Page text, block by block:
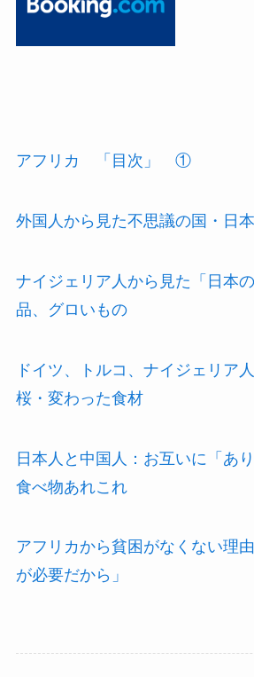
アフリカ 「目次」 ①
外国人から見た不思議の国・日
ナイジェリア人から見た「日本
品、グロいもの
ドイツ、トルコ、ナイジェリア
桜・変わった食材
日本人と中国人：お互いに「あ
食べ物あれこれ
アフリカから貧困がなくない理
が必要だから」